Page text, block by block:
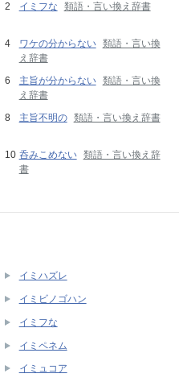
イミフな 類語・言い換え辞書
ワケの分からない 類語・言い換
え辞書
主旨が分からない 類語・言い換
え辞書
主旨不明の 類語・言い換え辞書
呑みこめない 類語・言い換え辞
書
イミハズレ
イミビノゴハン
イミフな
イミペネム
イミュコア